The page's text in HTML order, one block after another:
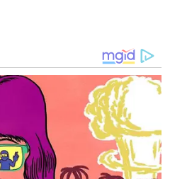
เอสกันตพงศ์ เปิดใจที่ยัง
รป่วย เพราะยังวิกฤต
ไห้ เรียกหาพ่อตลอด (ชม
คก้าวไกล ยื่นหนังสือการ